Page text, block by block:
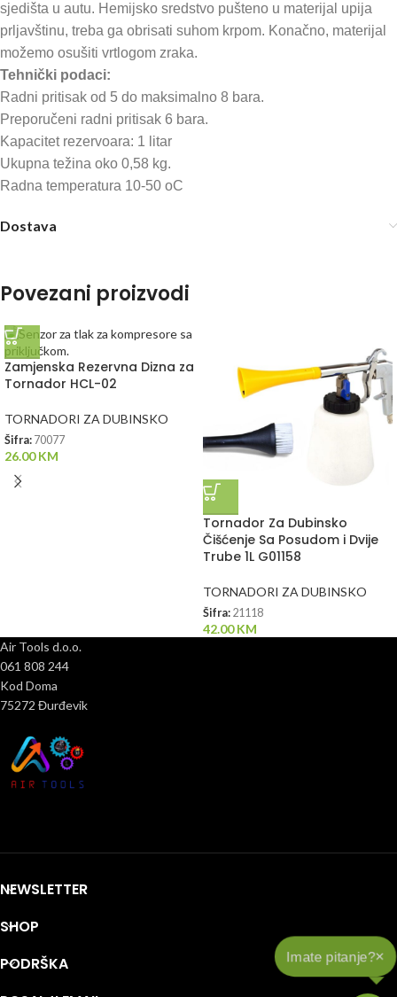
sjedišta u autu. Hemijsko sredstvo pušteno u materijal upija
prljavštinu, treba ga obrisati suhom krpom. Konačno, materijal
možemo osušiti vrtlogom zraka.
Tehnički podaci:
Radni pritisak od 5 do maksimalno 8 bara.
Preporučeni radni pritisak 6 bara.
Kapacitet rezervoara: 1 litar
Ukupna težina oko 0,58 kg.
Radna temperatura 10-50 oC
Dostava
Povezani proizvodi
Zamjenska Rezervna Dizna za
Tornador HCL-02
TORNADORI ZA DUBINSKO
Šifra: 70077
26.00KM
Tornador Za Dubinsko
Čišćenje Sa Posudom i Dvije
Trube 1L G01158
TORNADORI ZA DUBINSKO
Šifra: 21118
42.00KM
Air Tools d.o.o.
061 808 244
Kod Doma
75272 Đurđevik
NEWSLETTER
SHOP
PODRŠKA